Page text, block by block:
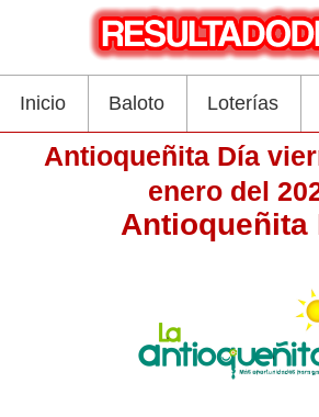
Inicio Baloto Loterías
Antioqueñita Día
enero del
Antioqueñita